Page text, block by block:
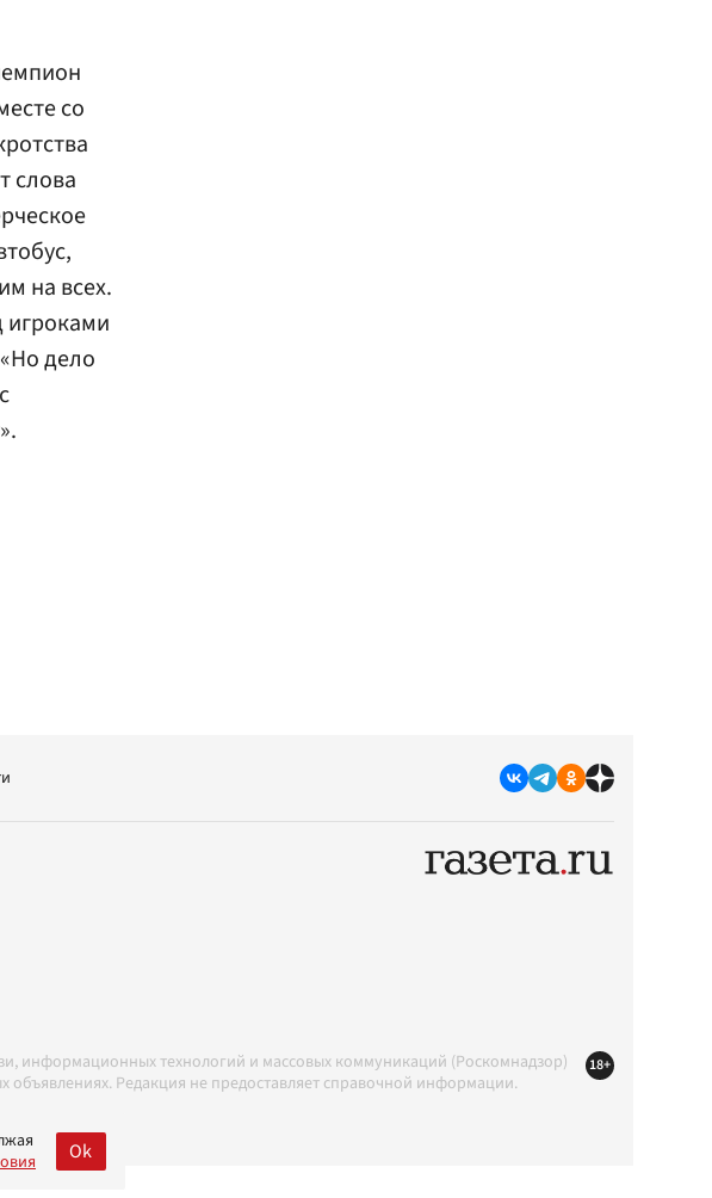
со
слова
на всех.
игроками
дело
информационных технологий и массовых коммуникаций (Роскомнадзор)
объявлениях. Редакция не предоставляет справочной информации.
18+
Ok